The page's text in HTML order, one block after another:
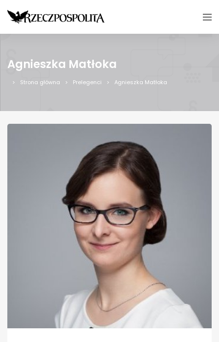
Agnieszka Matłoka
Strona główna Prelegenci Agnieszka Matłoka